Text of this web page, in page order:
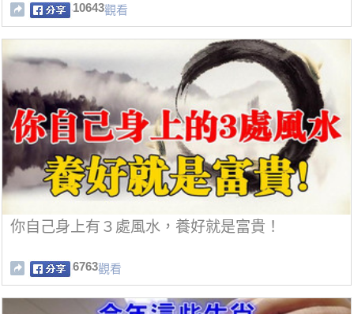
10643觀看
你自己身上有３處風水，養好就是富貴！
6763觀看